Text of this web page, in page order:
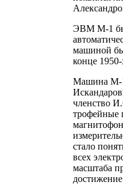
ЭВМ М-1
машиной
конце
Машина М-1
членство
трофейные
стало
всех
масштаба